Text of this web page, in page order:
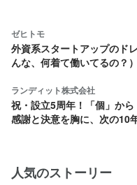
ゼヒトモ
外資系スタートアップのド
んな、何着て働いてるの？）
ランディット株式会社
祝・設立5周年！「個」か
感謝と決意を胸に、次の10
人気のストーリー